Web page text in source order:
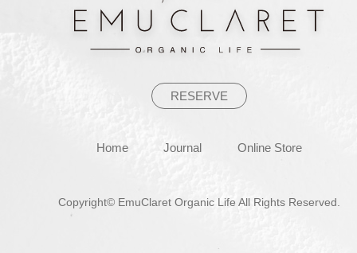
RESERVE
Home Journal Online Store
Copyright© EmuClaret Organic Life All Rights Reserved.